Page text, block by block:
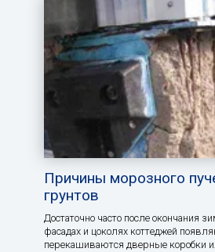
Причины морозного
грунтов
Достаточно часто после окончания
фасадах и цоколях коттеджей
перекашиваются дверные коробки